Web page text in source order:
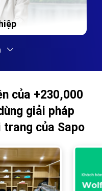
của +230,000
giải pháp
của Sapo